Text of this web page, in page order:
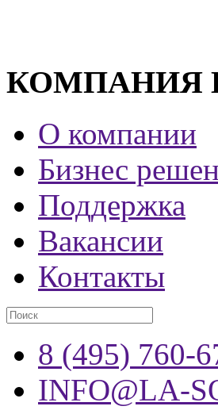
КОМПАНИЯ
О компании
Бизнес
Поддержка
Вакансии
Контакты
8 (495) 760-
INFO@LA-